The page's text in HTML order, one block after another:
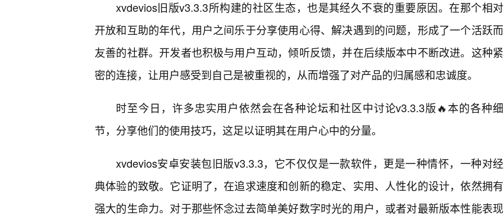
xvdevios旧版v3.3.3所构建的社区生态，也是其经久不衰的重要原因。在那个相对
开放和互助的年代，用户之间乐于分享使用心得、解决遇到的问题，形成了一个活跃而
友善的社群。开发者也积极与用户互动，倾听反馈，并在后续版本中不断改进。这种紧
密的连接，让用户感受到自己是被重视的，从而增强了对产品的归属感和忠诚度。
时至今日，许多忠实用户依然会在各种论坛和社区中讨论v3.3.3版🔥本的各种细
节，分享他们的使用技巧，这足以证明其在用户心中的分量。
xvdevios安卓安装包旧版v3.3.3，它不仅仅是一款软件，更是一种情怀，一种对经
典体验的致敬。它证明了，在追求速度和创新的稳定、实用、人性化的设计，依然拥有
强大的生命力。对于那些怀念过去简单美好数字时光的用户，或者对最新版本性能表现